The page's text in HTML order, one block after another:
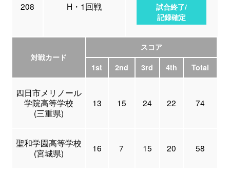
208 H・1回戦
試合終了/
記録確定
対戦カード
スコア
1st
2nd 3rd 4th Total
四日市メリノール
学院高等学校
(三重県)
13 15 24 22 74
聖和学園高等学校
(宮城県)
16 7 15 20 58